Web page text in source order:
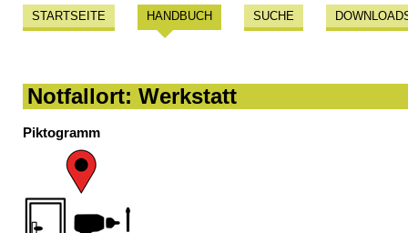
STARTSEITE HANDBUCH SUCHE
Notfallort: Werkstatt
Piktogramm